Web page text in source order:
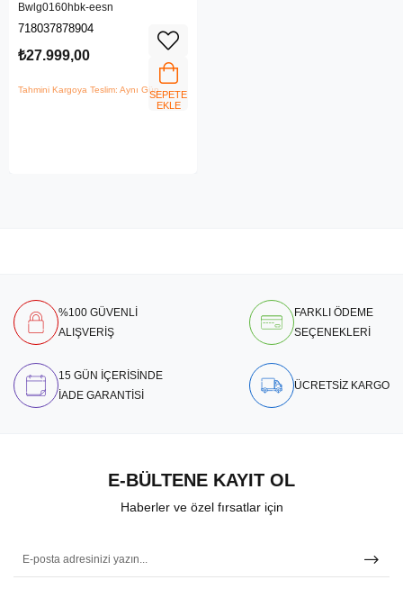
Bwlg0160hbk-eesn
718037878904
₺27.999,00
Tahmini Kargoya Teslim: Aynı GünSEPETE
EKLE
%100 GÜVENLİ
ALIŞVERİŞ
FARKLI ÖDEME
SEÇENEKLERİ
15 GÜN İÇERİSİNDE
İADE GARANTİSİ
ÜCRETSİZ KARGO
E-BÜLTENE KAYIT OL
Haberler ve özel fırsatlar için